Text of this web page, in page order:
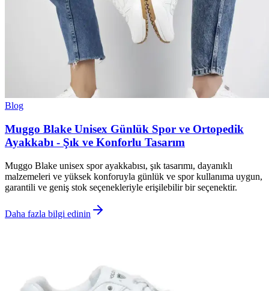
Blog
Muggo Blake Unisex Günlük Spor ve Ortopedik
Ayakkabı - Şık ve Konforlu Tasarım
Muggo Blake unisex spor ayakkabısı, şık tasarımı, dayanıklı
malzemeleri ve yüksek konforuyla günlük ve spor kullanıma uygun,
garantili ve geniş stok seçenekleriyle erişilebilir bir seçenektir.
Daha fazla bilgi edinin